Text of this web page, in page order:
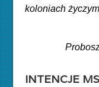
koloniach
INTENCJE